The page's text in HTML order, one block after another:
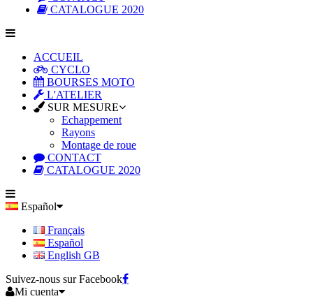
CATALOGUE 2020
ACCUEIL
CYCLO
BOURSES MOTO
L'ATELIER
SUR MESURE
Echappement
Rayons
Montage de roue
CONTACT
CATALOGUE 2020
Español
Français
Español
English GB
Suivez-nous sur Facebook
Mi cuenta